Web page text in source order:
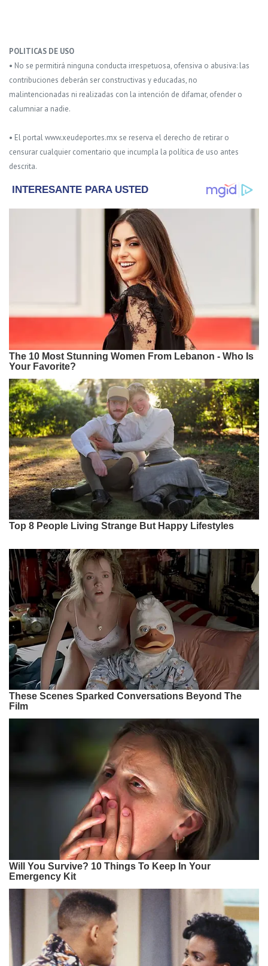
POLITICAS DE USO
• No se permitirá ninguna conducta irrespetuosa, ofensiva o abusiva: las
contribuciones deberán ser constructivas y educadas, no
malintencionadas ni realizadas con la intención de difamar, ofender o
calumniar a nadie.
• El portal www.xeudeportes.mx se reserva el derecho de retirar o
censurar cualquier comentario que incumpla la política de uso antes
descrita.